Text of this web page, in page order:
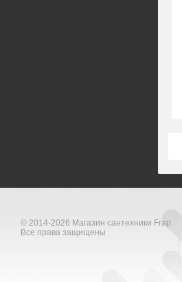
© 2014-2026 Магазин сантехники Frap
Все права защищены